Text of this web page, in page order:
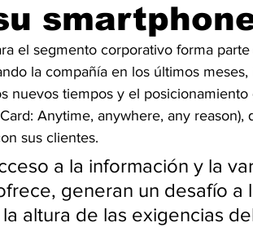
el segmento corporativo forma
la compañía en los últimos
nuevos tiempos y el posicionamiento
Anytime, anywhere, any reason),
sus clientes.
a la información y la
generan un desafío a
altura de las exigencias